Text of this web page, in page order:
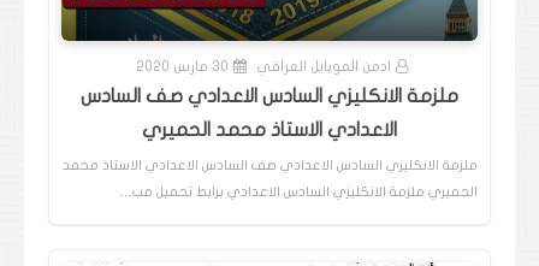
ادمن الموبايل العراقي 30 مارس 2020
ملزمة الانكليزي السادس الاعدادي صف السادس
الاعدادي الاستاذ محمد الحميري
ملزمة الانكليزي السادس الاعدادي صف السادس الاعدادي الاستاذ محمد
الحميري ملزمة الانكليزي السادس الاعدادي برابط تحميل مب…